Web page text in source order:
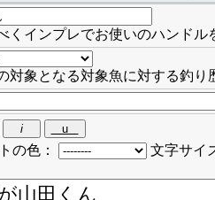
くインプレでお使いのハンドル
対象となる対象魚に対する釣り
の色： 文字サイ